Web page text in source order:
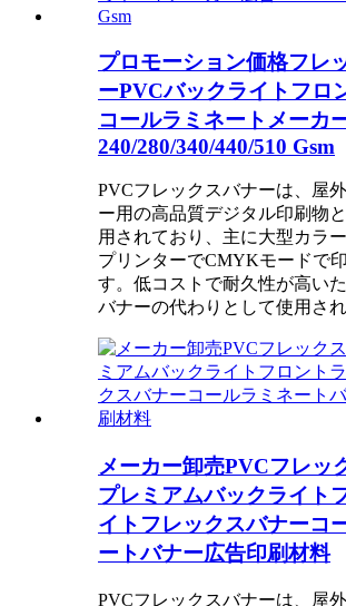
プロモーション価格フレ
ーPVCバックライトフロ
コールラミネートメーカ
240/280/340/440/510 Gsm
PVCフレックスバナーは、屋
ー用の高品質デジタル印刷物
用されており、主に大型カラ
プリンターでCMYKモードで
す。低コストで耐久性が高い
バナーの代わりとして使用され
メーカー卸売PVCフレッ
プレミアムバックライト
イトフレックスバナーコ
ートバナー広告印刷材料
PVCフレックスバナーは、屋